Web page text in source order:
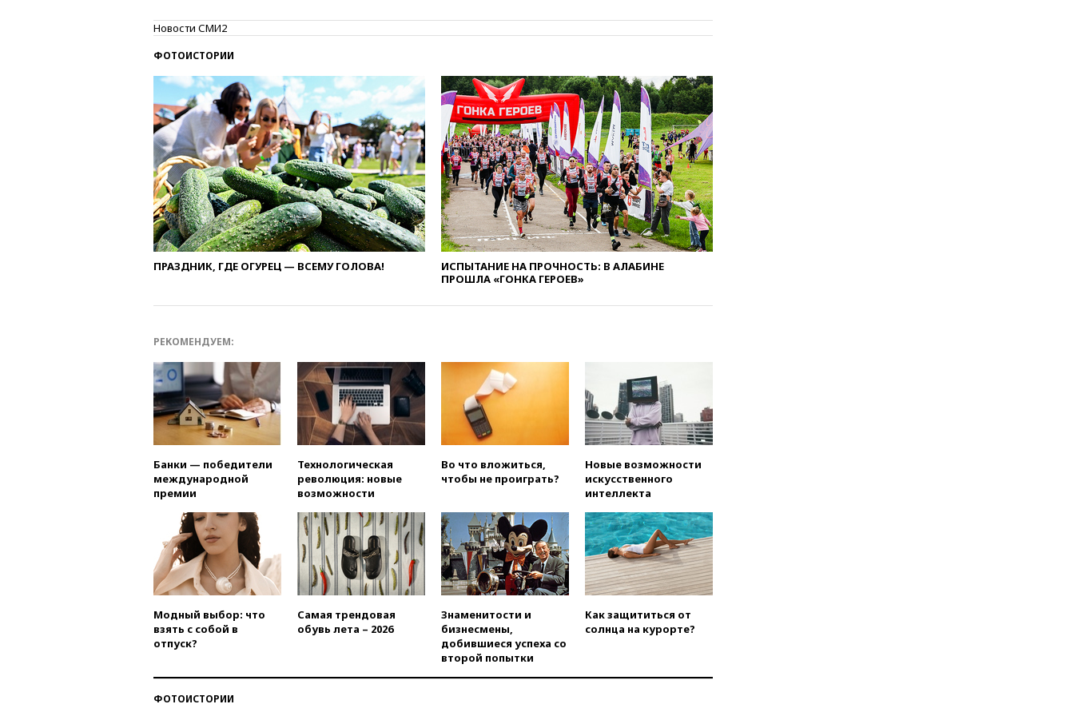
подготовили концепцию
развития театрального
вчера, 21:21Правительство
РФ разрешило продажу
бензина старых
экологических классов
вчера, 21:15 Путин обсудил с
Машковым 150-летие Союза
театральных деятелей
вчера, 20:47Newsweek:
«взрывная» диарея охватила
47 из 50 штатов США
вчера, 20:35ПВО за 12 часов
сбила 200 украинских
беспилотников
после взрыва ничего не
угрожает
вчера, 20:08По всей Грузии
снова отключилось
вчера, 20:00Зеленский связал
дефицит ракет с попыткой
уступкам
вчера, 19:45Памфилова: ЦИК
примет беспрецедентные
меры безопасности во время
выборов
вчера, 19:35 Памфилова
сообщила об омоложении
партийных списков на выборах
вчера, 19:25Путин
Новости СМИ2
ФОТОИСТОРИИ
ПРАЗДНИК, ГДЕ ОГУРЕЦ — ВСЕМУ ГОЛОВА!
ИСПЫТАНИЕ НА ПРОЧНОСТЬ: В АЛАБИНЕ
ПРОШЛА «ГОНКА ГЕРОЕВ»
РЕКОМЕНДУЕМ:
Банки — победители
международной
премии
Технологическая
революция: новые
возможности
Во что вложиться,
чтобы не проиграть?
Новые возможности
искусственного
интеллекта
Модный выбор: что
взять с собой в
отпуск?
Самая трендовая
обувь лета – 2026
Знаменитости и
бизнесмены,
добившиеся успеха со
второй попытки
Как защититься от
солнца на курорте?
ФОТОИСТОРИИ